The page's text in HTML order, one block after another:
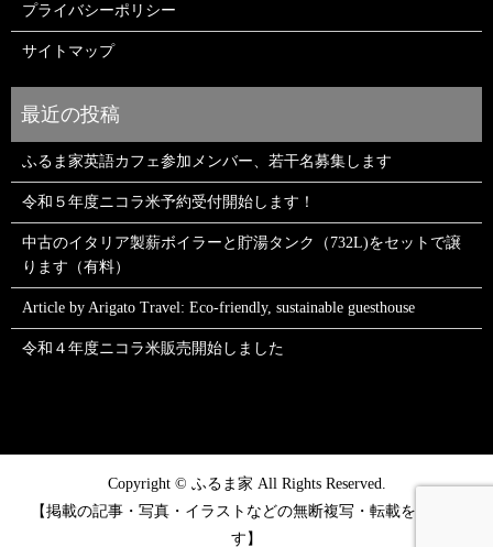
プライバシーポリシー
サイトマップ
ふるま家英語カフェ参加メンバー、若干名募集します
令和５年度ニコラ米予約受付開始します！
中古のイタリア製薪ボイラーと貯湯タンク（732L)をセットで譲
ります（有料）
Article by Arigato Travel: Eco-friendly, sustainable guesthouse
令和４年度ニコラ米販売開始しました
Copyright © ふるま家 All Rights Reserved.
【掲載の記事・写真・イラストなどの無断複写・転載を禁じま
す】